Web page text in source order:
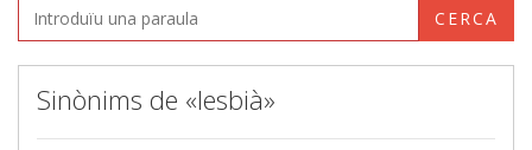
CERCA
Sinònims de «lesbià»